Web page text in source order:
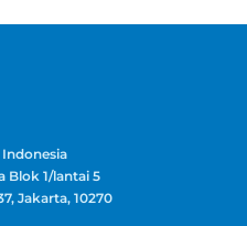
Indonesia
Blok 1/lantai 5
Jakarta, 10270